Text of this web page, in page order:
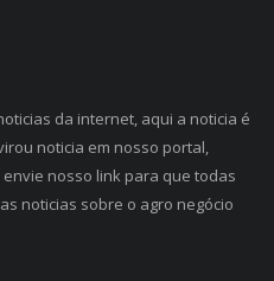
da internet, aqui a noticia é
noticia em nosso portal,
nosso link para que todas
noticias sobre o agro negócio